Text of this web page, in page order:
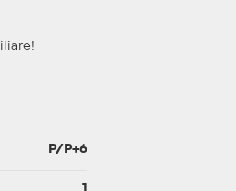
P/P+6